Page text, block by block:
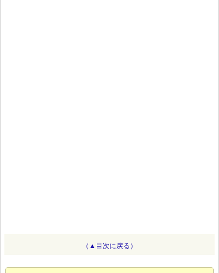
（▲目次に戻る）